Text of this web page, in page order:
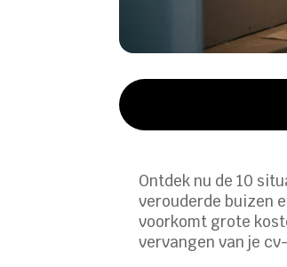
Ontdek nu de 10
verouderde buizen
voorkomt grote
vervangen van je